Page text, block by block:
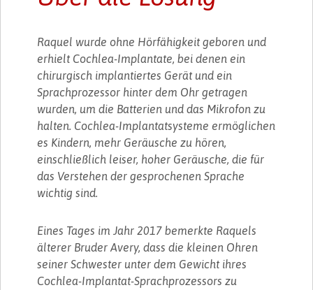
Raquel wurde ohne Hörfähigkeit geboren und
erhielt Cochlea-Implantate, bei denen ein
chirurgisch implantiertes Gerät und ein
Sprachprozessor hinter dem Ohr getragen
wurden, um die Batterien und das Mikrofon zu
halten. Cochlea-Implantatsysteme ermöglichen
es Kindern, mehr Geräusche zu hören,
einschließlich leiser, hoher Geräusche, die für
das Verstehen der gesprochenen Sprache
wichtig sind.
Eines Tages im Jahr 2017 bemerkte Raquels
älterer Bruder Avery, dass die kleinen Ohren
seiner Schwester unter dem Gewicht ihres
Cochlea-Implantat-Sprachprozessors zu